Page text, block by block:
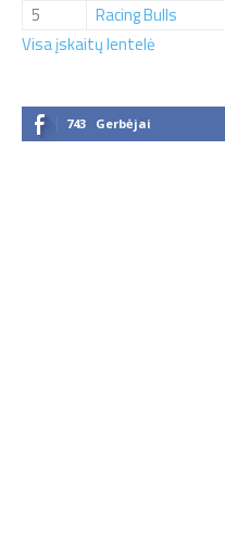
5
Racing Bulls
Visa įskaitų lentelė
743 Gerbėjai